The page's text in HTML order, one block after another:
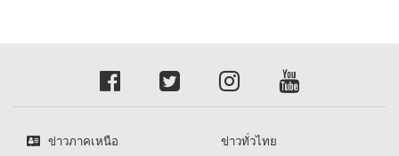
ข่าวภาคเหนือ ข่าวทั่วไทย